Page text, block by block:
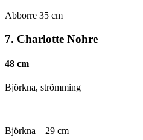
Abborre 35 cm
7. Charlotte Nohre
48 cm
Björkna, strömming
Björkna – 29 cm